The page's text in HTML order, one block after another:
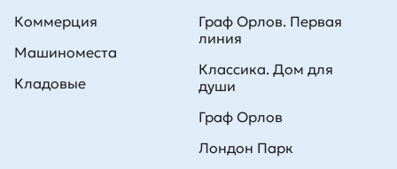
Коммерция
Машиноместа
Кладовые
Граф Орлов. Первая
линия
Классика. Дом для
души
Граф Орлов
Лондон Парк